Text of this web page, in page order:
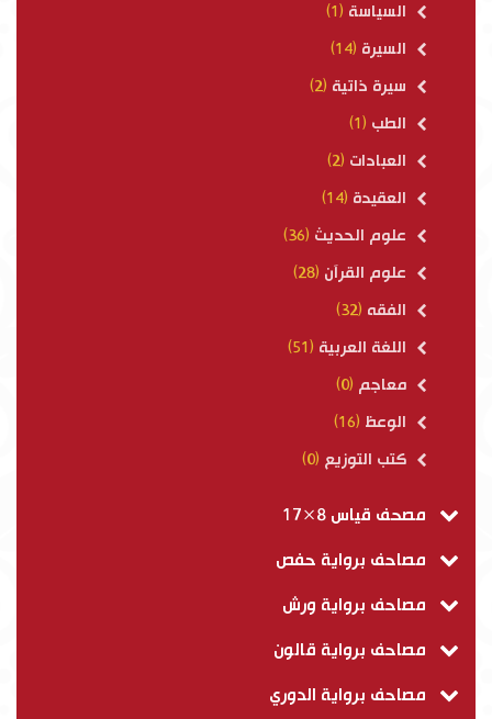
السياسة (1)
السيرة (14)
سيرة ذاتية (2)
الطب (1)
العبادات (2)
العقيدة (14)
علوم الحديث (36)
علوم القرآن (28)
الفقه (32)
اللغة العربية (51)
معاجم (0)
الوعظ (16)
كتب التوزيع (0)
مصحف قياس 8×17
مصاحف برواية حفص
مصاحف برواية ورش
مصاحف برواية قالون
مصاحف برواية الدوري